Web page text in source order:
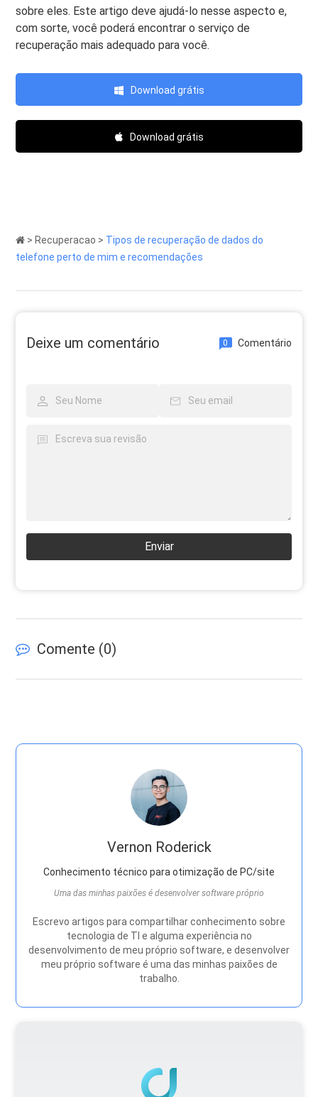
sobre eles. Este artigo deve ajudá-lo nesse aspecto e,
com sorte, você poderá encontrar o serviço de
recuperação mais adequado para você.
Download grátis
Download grátis
> Recuperacao > Tipos de recuperação de dados do
telefone perto de mim e recomendações
Deixe um comentário 0 Comentário
Enviar
Comente (0)
Vernon Roderick
Conhecimento técnico para otimização de PC/site
Uma das minhas paixões é desenvolver software próprio
Escrevo artigos para compartilhar conhecimento sobre
tecnologia de TI e alguma experiência no
desenvolvimento de meu próprio software, e desenvolver
meu próprio software é uma das minhas paixões de
trabalho.